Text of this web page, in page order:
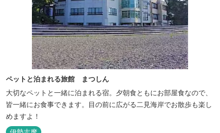
ペットと泊まれる旅館 まつしん
大切なペットと一緒に泊まれる宿。夕朝食ともにお部屋食なので、
皆一緒にお食事できます。目の前に広がる二見海岸でお散歩も楽し
めますよ！